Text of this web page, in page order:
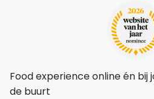
Food experience online én bij
de buurt